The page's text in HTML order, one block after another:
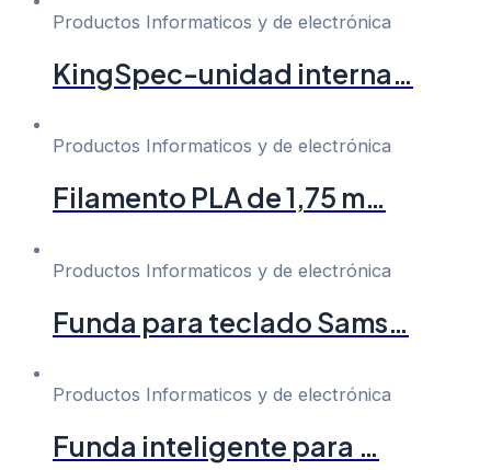
Productos Informaticos y de electrónica
KingSpec-unidad interna…
Productos Informaticos y de electrónica
Filamento PLA de 1,75 m…
Productos Informaticos y de electrónica
Funda para teclado Sams…
Productos Informaticos y de electrónica
Funda inteligente para …